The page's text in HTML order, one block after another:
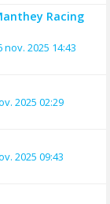
Racing
nov. 2025 14:43
2025 02:29
2025 09:43